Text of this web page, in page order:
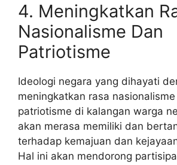
4. Meningkatkan
Nasionalisme Dan
Patriotisme
Ideologi negara yang dihayati
meningkatkan rasa
patriotisme di kalangan warga
akan merasa memiliki dan
terhadap kemajuan dan
Hal ini akan mendorong